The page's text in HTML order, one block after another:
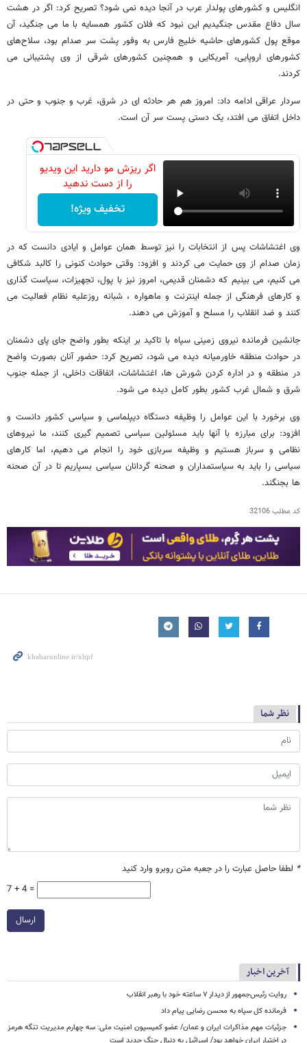
انگلیس و کشورهای پولدار عرب در آنجا دیده نمی شود؟ تصریح کرد: اگر در هشت
سال دفاع مقدس جنگیدیم این نبود که فلان کشور همسایه با ما می جنگید، آن
موقع پول کشورهای حاشیه خلیج فارس به وفور پشت سر صدام بود، سلاح‌های
کشورهای اروپایی، آمریکایی و همچنین کشورهای شرقی از وی پشتیبانی می
کردند.
سردار عراقی ادامه داد: امروز هم هر حادثه ای در شرق، غرب و جنوب و حتی در
داخل اتفاق می افتد، یک دستی پست سر آن است.
اگر ریزش مو دارید این ویدیو
را از دست ندهید
تخفیف ویژه!
وی اغتشاشات پس از انتخابات را نیز توسط همان عوامل و ایادی دانست که در
زمان صدام از وی حمایت می کردند و افزود: وقتی حوادث کنونی را کالبد شکافی
می کنیم، می بینیم که دشمنان قدیمی، امروز نیز با پول، تجهیزات، سیاست گذاری
و کارهای فرهنگی از جمله اینترنت و ماهواره ، شبانه روزعلیه نظام فعالیت می
کنند و ضد انقلاب را مسلح و آموزش می دهند.
جانشین فرمانده نیروی زمینی سپاه با تاکید بر اینکه بطور واضح جای پای دشمنان
در حوادث منطقه خاورمیانه دیده می شود، تصریح کرد: حضور آنان بصورت واضح
در منطقه و در اداره کردن شورش ها، اغتشاشات، اتفاقات داخلی، از جمله جنوب
شرق و شمال غرب کشور بطور کامل دیده می شود.
وی برخورد با این عوامل را وظیفه دستگاه دیپلماسی و سیاسی کشور دانست و
افزود: برای مبارزه با آنها باید مسئولین سیاسی تصمیم گیری کنند، ما نیروهای
نظامی و سرباز هستیم و وظیفه سربازی خود را انجام می دهیم، اما کارهای
سیاسی را باید به سیاستمداران و صحنه گردانان سیاسی بسپاریم تا در آن صحنه
ها بجنگند.
کد مطلب32106
نظر شما
* لطفا حاصل عبارت را در جعبه متن روبرو وارد کنید
7 + 4 =
ارسال
آخرین اخبار
روایت رئیس‌جمهور از دیدار ۷ ساعته خود با رهبر انقلاب
فرمانده کل سپاه به محسن رضایی پیام داد
جزئیات مهم مذاکرات ایران و عمان/ عضو کمیسیون امنیت ملی: سه‌ چهارم مدیریت تنگه هرمز
در اختیار ایران خواهد بود/ اسرائیل به دنبال جنگ جدید است